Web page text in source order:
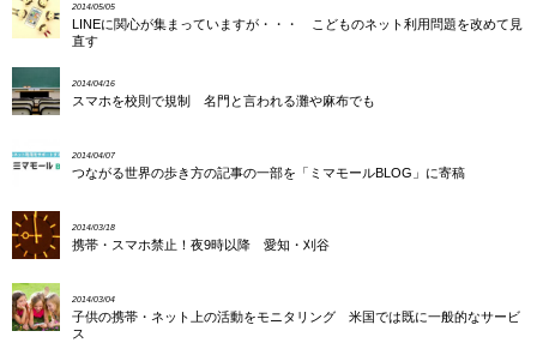
2014/05/05
LINEに関心が集まっていますが・・・ こどものネット利用問題を改めて見
直す
2014/04/16
スマホを校則で規制 名門と言われる灘や麻布でも
2014/04/07
つながる世界の歩き方の記事の一部を「ミマモールBLOG」に寄稿
2014/03/18
携帯・スマホ禁止！夜9時以降 愛知・刈谷
2014/03/04
子供の携帯・ネット上の活動をモニタリング 米国では既に一般的なサービ
ス